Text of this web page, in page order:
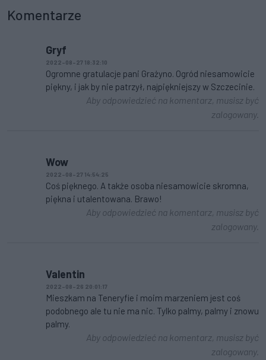
Komentarze
Gryf
2022-08-27 18:32:10
Ogromne gratulacje pani Grażyno. Ogród niesamowicie
piękny, i jak by nie patrzył, najpiękniejszy w Szczecinie.
Aby odpowiedzieć na komentarz, musisz być
zalogowany.
Wow
2022-08-27 14:54:25
Coś pięknego. A także osoba niesamowicie skromna,
piękna i utalentowana. Brawo!
Aby odpowiedzieć na komentarz, musisz być
zalogowany.
Valentin
2022-08-26 20:01:17
Mieszkam na Teneryfie i moim marzeniem jest coś
podobnego ale tu nie ma nic. Tylko palmy, palmy i znowu
palmy.
Aby odpowiedzieć na komentarz, musisz być
zalogowany.